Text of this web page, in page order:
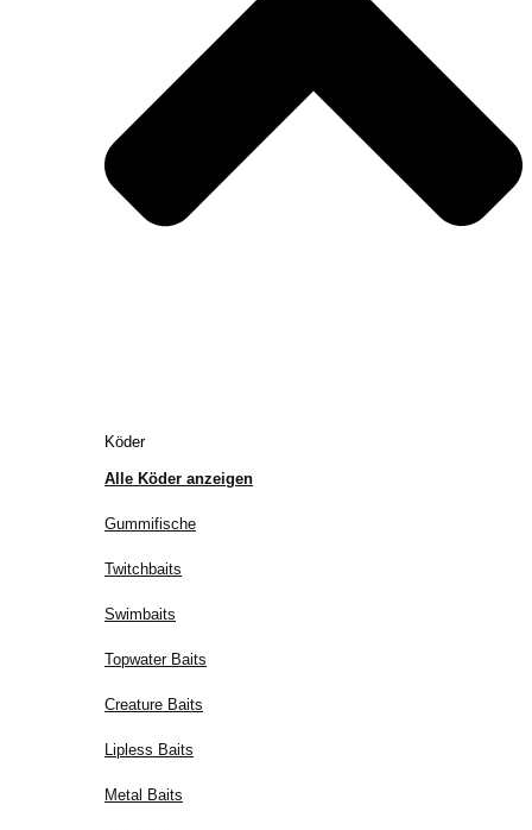
Köder
Alle Köder anzeigen
Gummifische
Twitchbaits
Swimbaits
Topwater Baits
Creature Baits
Lipless Baits
Metal Baits